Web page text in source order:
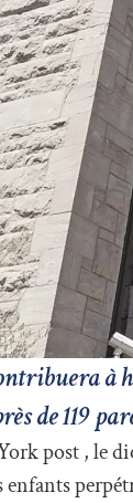
à
de 119
post , le
enfants